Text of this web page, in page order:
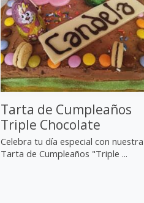
Tarta de Cumpleaños
Triple Chocolate
Celebra tu día especial con nuestra
Tarta de Cumpleaños "Triple ...